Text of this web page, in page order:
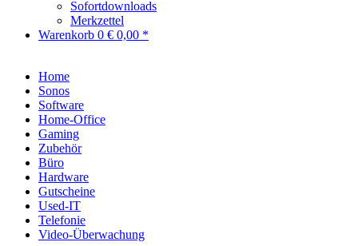
Sofortdownloads
Merkzettel
Warenkorb 0 € 0,00 *
Home
Sonos
Software
Home-Office
Gaming
Zubehör
Büro
Hardware
Gutscheine
Used-IT
Telefonie
Video-Überwachung